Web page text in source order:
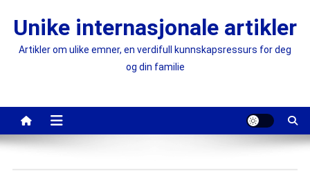
Unike internasjonale artikler
Artikler om ulike emner, en verdifull kunnskapsressurs for deg
og din familie